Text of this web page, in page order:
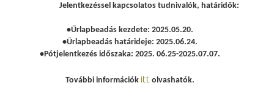
Jelentkezéssel kapcsolatos tudnivalók, határidők:
•Űrlapbeadás kezdete: 2025.05.20.
•Űrlapbeadás határideje: 2025.06.24.
•Pótjelentkezés időszaka: 2025. 06.25-2025.07.07.
További információk itt olvashatók.